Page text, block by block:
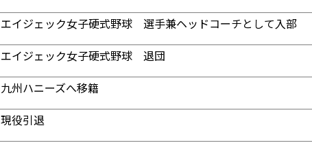
エイジェック女子硬式野球 選手兼ヘッドコーチとして入部
エイジェック女子硬式野球 退団
九州ハニーズへ移籍
現役引退